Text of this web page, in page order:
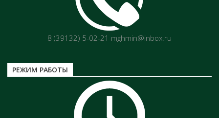
8 (39132) 5-02-21 mghmin@inbox.ru
РЕЖИМ РАБОТЫ